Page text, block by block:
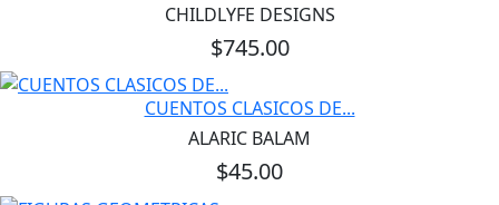
CHILDLYFE DESIGNS
$745.00
CUENTOS CLASICOS DE...
ALARIC BALAM
$45.00